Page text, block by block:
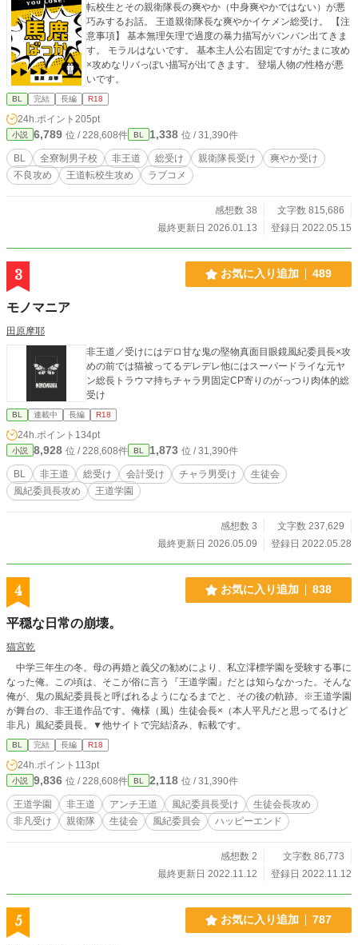
転校生とその親衛隊長の爽やか（中身爽やかではない）が悪
巧みするお話。 王道親衛隊長な爽やかイケメン総受け。 【注
意事項】 基本無理矢理で過度の暴力描写がバンバン出てきま
す。 モラルはないです。 基本主人公右固定ですがたまに攻め
×攻めなリバっぽい描写が出てきます。 登場人物の性格が悪
いです。
BL 完結 長編 R18
24h.ポイント 205pt
小説 6,789 位 / 228,608件 BL 1,338 位 / 31,390件
BL 全寮制男子校 非王道 総受け 親衛隊長受け
爽やか受け
不良攻め
王道転校生攻め ラブコメ
感想数 38
文字数 815,686
最終更新日 2026.01.13
登録日 2022.05.15
3 お気に入り追加 489
モノマニア
田原摩耶
非王道／受けにはデロ甘な鬼の堅物真面目眼鏡風紀委員長×攻
めの前では猫被ってるデレデレ他にはスーパードライな元ヤ
ン総長トラウマ持ちチャラ男固定CP寄りのがっつり肉体的総
受け
BL 連載中 長編 R18
24h.ポイント 134pt
小説 8,928 位 / 228,608件 BL 1,873 位 / 31,390件
BL 非王道 総受け 会計受け チャラ男受け
生徒会
風紀委員長攻め
王道学園
感想数 3
文字数 237,629
最終更新日 2026.05.09
登録日 2022.05.28
4 お気に入り追加 838
平穏な日常の崩壊。
猫宮乾
中学三年生の冬。母の再婚と義父の勧めにより、私立澪標学園を受験する事に
なった俺。この頃は、そこが俗に言う『王道学園』だとは知らなかった。そんな
俺が、鬼の風紀委員長と呼ばれるようになるまでと、その後の軌跡。※王道学園
が舞台の、非王道作品です。俺様（風）生徒会長×（本人平凡だと思ってるけど
非凡）風紀委員長。▼他サイトで完結済み、転載です。
BL 完結 長編 R18
24h.ポイント 113pt
小説 9,836 位 / 228,608件 BL 2,118 位 / 31,390件
王道学園 非王道 アンチ王道 風紀委員長受け
生徒会長攻め
非凡受け
親衛隊 生徒会 風紀委員会 ハッピーエンド
感想数 2
文字数 86,773
最終更新日 2022.11.12
登録日 2022.11.12
5 お気に入り追加 787